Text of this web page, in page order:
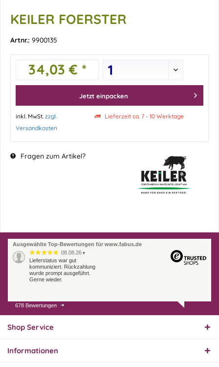
KEILER FOERSTER
Artnr.: 9900135
34,03 € *
Jetzt einpacken
inkl. MwSt. zzgl.
Versandkosten
Lieferzeit ca. 7 - 10 Werktage
Fragen zum Artikel?
Ausgewählte Top-Bewertungen für www.fabus.de
08.08.26 ▼
Lieferstatus war gut
kommuniziert. Rückzahlung
wurde prompt ausgeführt.
Gerne wieder.
07.08.26
Endlich das richtige
678 Bewertungen
Shop Service
Informationen